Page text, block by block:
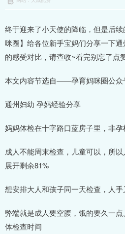
终于迎来了小天使的降临，但是后
咪圈】给各位新手宝妈们分享一下
的感受对比，请查收~看完别忘了点
本文内容节选自——孕育妈咪圈公众
通州妇幼 孕妈经验分享
妈妈体检在十字路口蓝房子里，非孕
成人不能周末检查，儿童可以，所
展开剩余81%
想安排大人和孩子同一天检查，人
弊端就是成人要空腹，饿的要久一
体检查时间